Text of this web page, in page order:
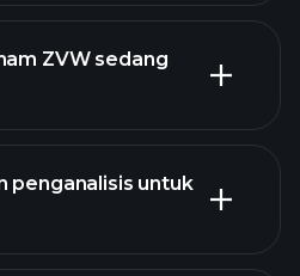
ZVW sedang
penganalisis untuk